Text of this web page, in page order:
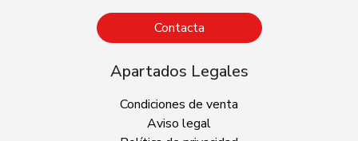
Contacta
Apartados Legales
Condiciones de venta
Aviso legal